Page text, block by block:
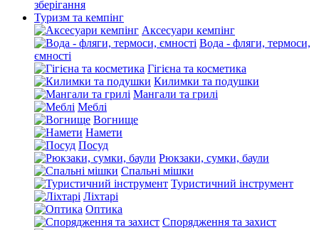
зберігання
Туризм та кемпінг
Аксесуари кемпінг
Вода - фляги, термоси,
ємності
Гігієна та косметика
Килимки та подушки
Мангали та грилі
Меблі
Вогнище
Намети
Посуд
Рюкзаки, сумки, баули
Спальні мішки
Туристичний інструмент
Ліхтарі
Оптика
Спорядження та захист